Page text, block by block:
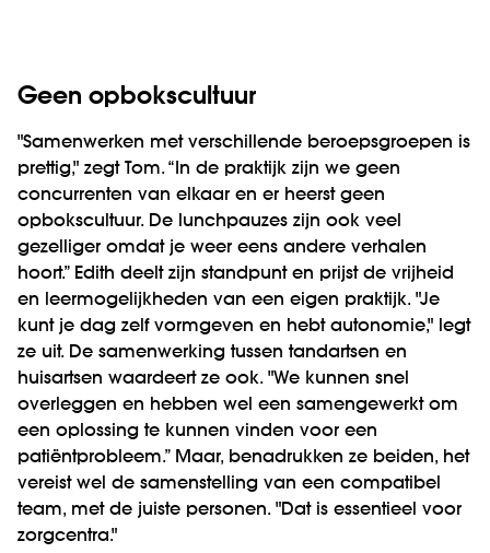
Geen opbokscultuur
"Samenwerken met verschillende beroepsgroepen is
prettig," zegt Tom. “In de praktijk zijn we geen
concurrenten van elkaar en er heerst geen
opbokscultuur. De lunchpauzes zijn ook veel
gezelliger omdat je weer eens andere verhalen
hoort.” Edith deelt zijn standpunt en prijst de vrijheid
en leermogelijkheden van een eigen praktijk. "Je
kunt je dag zelf vormgeven en hebt autonomie," legt
ze uit. De samenwerking tussen tandartsen en
huisartsen waardeert ze ook. "We kunnen snel
overleggen en hebben wel een samengewerkt om
een oplossing te kunnen vinden voor een
patiëntprobleem.” Maar, benadrukken ze beiden, het
vereist wel de samenstelling van een compatibel
team, met de juiste personen. "Dat is essentieel voor
zorgcentra."